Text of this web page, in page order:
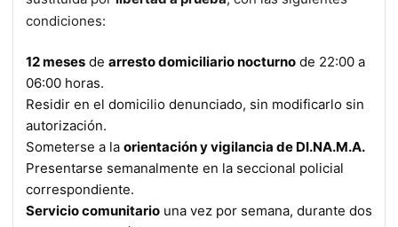
condiciones:
12 meses de arresto domiciliario nocturno de 22:00 a
06:00 horas.
Residir en el domicilio denunciado, sin modificarlo sin
autorización.
Someterse a la orientación y vigilancia de DI.NA.M.A.
Presentarse semanalmente en la seccional policial
correspondiente.
Servicio comunitario una vez por semana, durante dos